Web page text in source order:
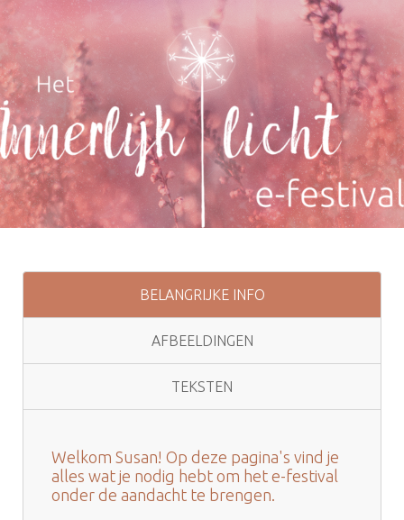
BELANGRIJKE INFO
AFBEELDINGEN
TEKSTEN
Welkom Susan! Op deze pagina's vind je
alles wat je nodig hebt om het e-festival
onder de aandacht te brengen.